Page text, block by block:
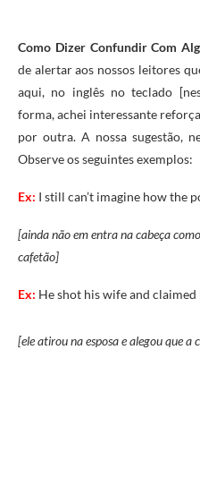
Como Dizer Confundir Com
de alertar aos nossos leitores
aqui, no inglês no teclado
forma, achei interessante
por outra. A nossa sugestão,
Observe os seguintes exemplos:
Ex: I still can’t imagine how the
[ainda não em entra na cabeça
cafetão]
Ex: He shot his wife and
[ele atirou na esposa e alegou que